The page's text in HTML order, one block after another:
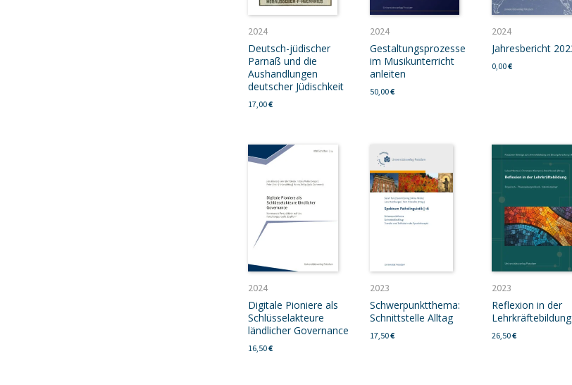
2024
Deutsch-jüdischer
Parnaß und die
Aushandlungen
deutscher Jüdischkeit
17,00€
2024
Gestaltungsprozesse
im Musikunterricht
anleiten
50,00€
2024
Jahresbericht
0,00€
2024
Digitale Pioniere als
Schlüsselakteure
ländlicher Governance
16,50€
2023
Schwerpunktthema:
Schnittstelle Alltag
17,50€
2023
Reflexion in der
Lehrkräftebildung
26,50€